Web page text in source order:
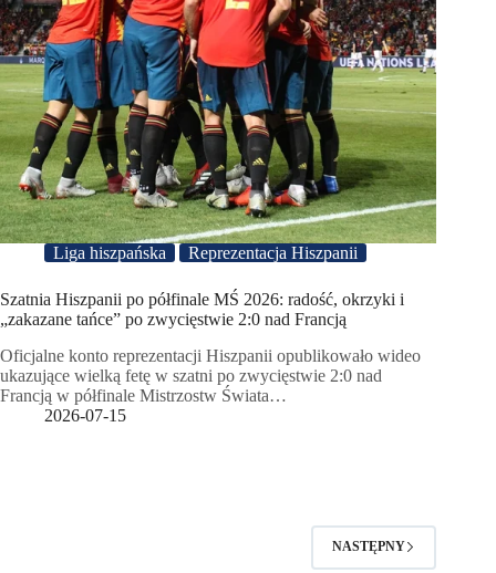
Liga hiszpańska Reprezentacja Hiszpanii
Szatnia Hiszpanii po półfinale MŚ 2026: radość, okrzyki i
„zakazane tańce” po zwycięstwie 2:0 nad Francją
Oficjalne konto reprezentacji Hiszpanii opublikowało wideo
ukazujące wielką fetę w szatni po zwycięstwie 2:0 nad
Francją w półfinale Mistrzostw Świata…
2026-07-15
NASTĘPNY